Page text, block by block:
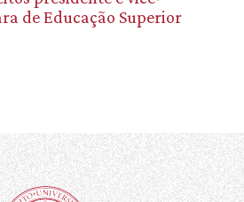
de Educação Superior